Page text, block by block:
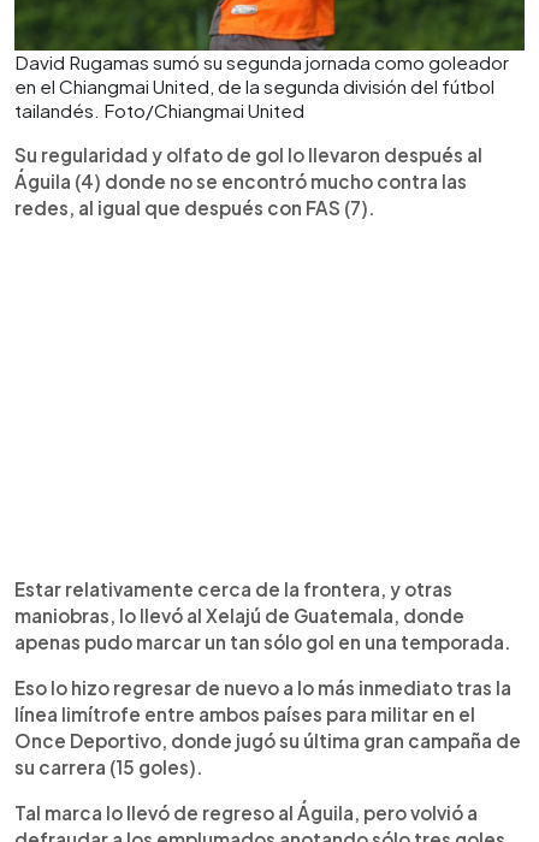
David Rugamas sumó su segunda jornada como goleador
en el Chiangmai United, de la segunda división del fútbol
tailandés. Foto/Chiangmai United
Su regularidad y olfato de gol lo llevaron después al
Águila (4) donde no se encontró mucho contra las
redes, al igual que después con FAS (7).
Estar relativamente cerca de la frontera, y otras
maniobras, lo llevó al Xelajú de Guatemala, donde
apenas pudo marcar un tan sólo gol en una temporada.
Eso lo hizo regresar de nuevo a lo más inmediato tras la
línea limítrofe entre ambos países para militar en el
Once Deportivo, donde jugó su última gran campaña de
su carrera (15 goles).
Tal marca lo llevó de regreso al Águila, pero volvió a